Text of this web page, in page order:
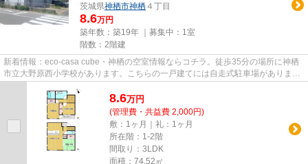
茨城県神栖市神栖 ４丁目
8.6万円
築年数：築19年 ｜募集中： 1室
階数：2階建
新着情報：eco-casa cube・神栖の空室情報ならコチラ。徒歩35分の場所に神栖
市立大野原西小学校があります。こちらの一戸建てには自走式駐車場がありま
8.6万円
(管理費・共益費 2,000円)
敷：1ヶ月｜礼：1ヶ月
所在階：1-2階
間取り：3LDK
面積：74.52㎡